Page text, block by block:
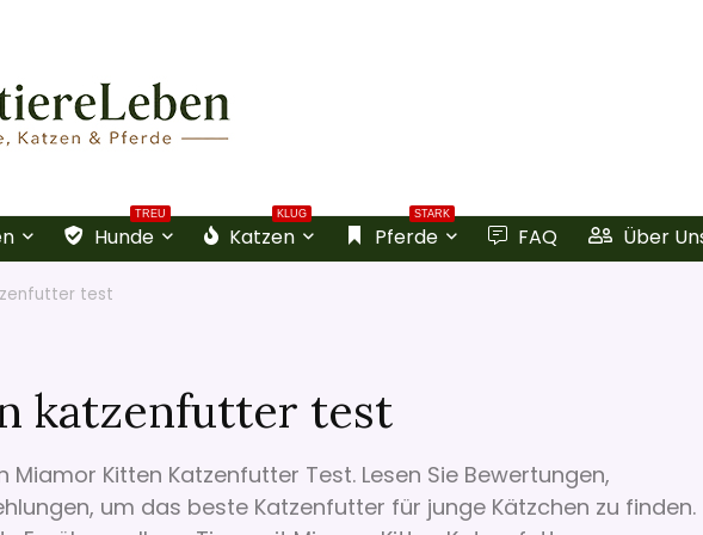
TREU
Hunde
KLUG
Katzen
STARK
Pferde FAQ Über
test
katzenfutter test
Miamor Kitten Katzenfutter Test. Lesen Sie Bewertungen,
um das beste Katzenfutter für junge Kätzchen zu finden.